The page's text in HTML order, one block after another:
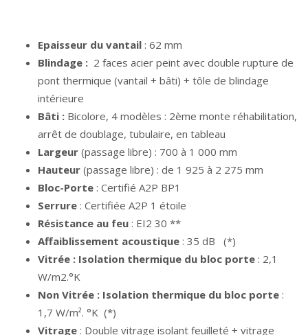
Epaisseur du vantail : 62 mm
Blindage : 2 faces acier peint avec double rupture de
pont thermique (vantail + bâti) + tôle de blindage
intérieure
Bâti : Bicolore, 4 modèles : 2ème monte réhabilitation,
arrêt de doublage, tubulaire, en tableau
Largeur (passage libre) : 700 à 1 000 mm
Hauteur (passage libre) : de 1 925 à 2 275 mm
Bloc-Porte : Certifié A2P BP1
Serrure : Certifiée A2P 1 étoile
Résistance au feu : EI2 30 **
Affaiblissement acoustique : 35 dB (*)
Vitrée : Isolation thermique du bloc porte : 2,1
W/m2.°K
Non Vitrée : Isolation thermique du bloc porte :
1,7 W/m². °K (*)
Vitrage : Double vitrage isolant feuilleté + vitrage